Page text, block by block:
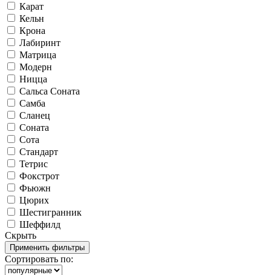
Карат
Кельн
Крона
Лабиринт
Матрица
Модерн
Ницца
Сальса Соната
Самба
Сланец
Соната
Сота
Стандарт
Тетрис
Фокстрот
Фьюжн
Цюрих
Шестигранник
Шеффилд
Скрыть
Сортировать по: